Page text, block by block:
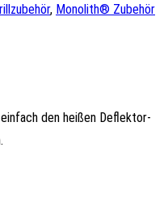
, Monolith® Zubehör
den heißen Deflektor-